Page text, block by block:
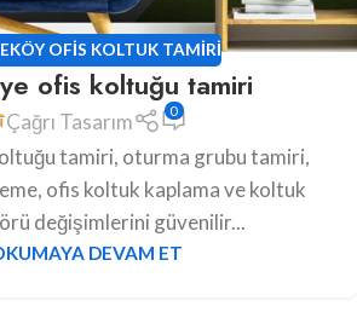
OFIS KOLTUK TAMIRI
ofis koltuğu tamiri
Çağrı Tasarım 0
tamiri, oturma grubu tamiri,
ofis koltuk kaplama ve koltuk
değişimlerini güvenilir...
DEVAM ET